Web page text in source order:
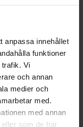
anpassa innehållet
funktioner
Vi
och annan
medier och
med.
med annan
som de har
- Ren